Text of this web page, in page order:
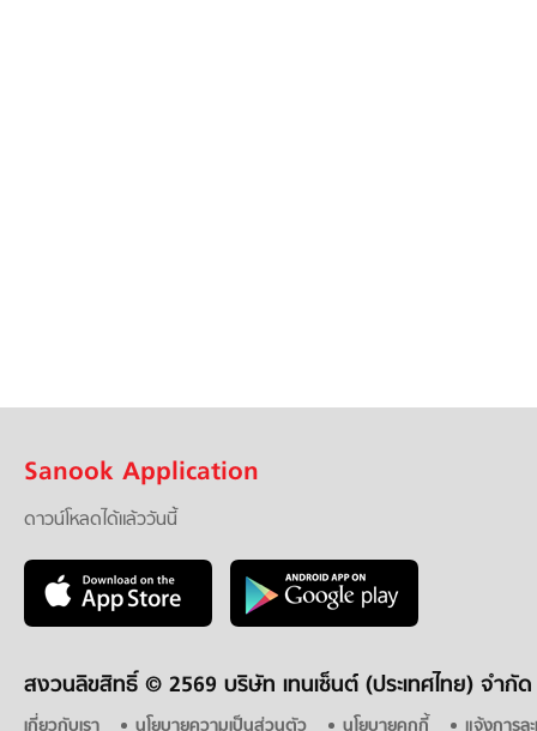
Sanook Application
ดาวน์โหลดได้แล้ววันนี้
สงวนลิขสิทธิ์ © 2569 บริษัท เทนเซ็นต์ (ประเทศไทย) จำกัด